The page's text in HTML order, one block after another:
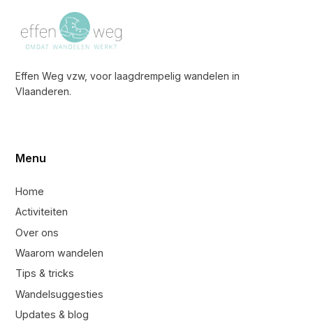
Effen Weg vzw, voor laagdrempelig wandelen in
Vlaanderen.
Menu
Home
Activiteiten
Over ons
Waarom wandelen
Tips & tricks
Wandelsuggesties
Updates & blog